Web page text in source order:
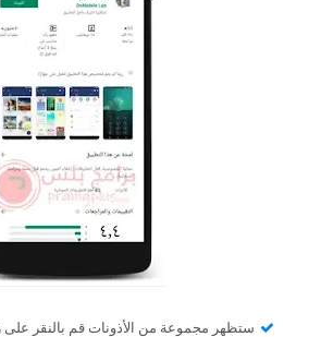
ستظهر مجموعة من الأذونات قم بالنقر على